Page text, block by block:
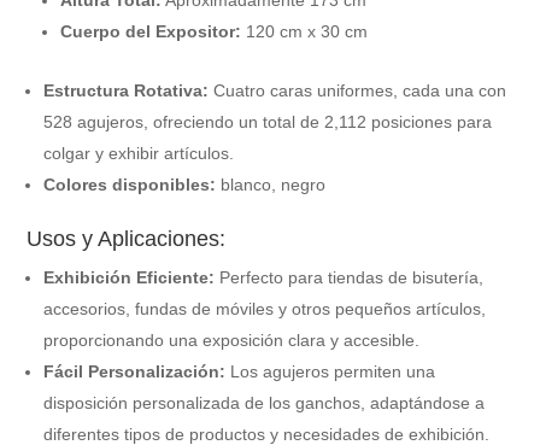
Cuerpo del Expositor: 120 cm x 30 cm
Estructura Rotativa: Cuatro caras uniformes, cada una con
528 agujeros, ofreciendo un total de 2,112 posiciones para
colgar y exhibir artículos.
Colores disponibles: blanco, negro
Usos y Aplicaciones:
Exhibición Eficiente: Perfecto para tiendas de bisutería,
accesorios, fundas de móviles y otros pequeños artículos,
proporcionando una exposición clara y accesible.
Fácil Personalización: Los agujeros permiten una
disposición personalizada de los ganchos, adaptándose a
diferentes tipos de productos y necesidades de exhibición.